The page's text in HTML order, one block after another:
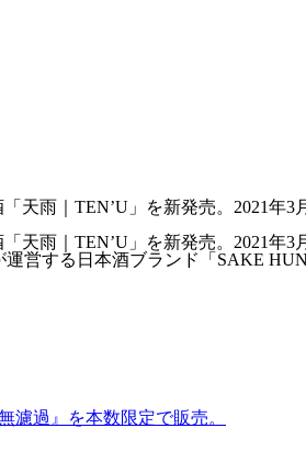
天雨｜TEN’U」を新発売。2021年
天雨｜TEN’U」を新発売。2021年
営する日本酒ブランド「SAKE
濾過』を本数限定で販売。